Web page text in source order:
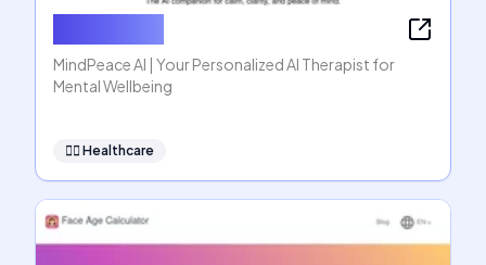
MindPeace AI | Your Personalized AI Therapist for
Mental Wellbeing
👩‍⚕️ Healthcare